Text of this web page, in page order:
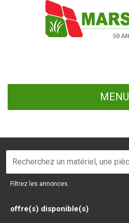
MENU
Filtrez les annonces :
offre(s) disponible(s)